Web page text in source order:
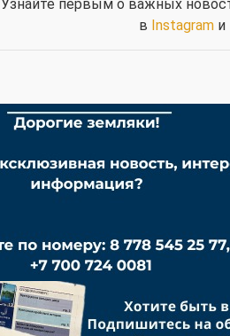
Узнайте первым о важных
в Instagramи